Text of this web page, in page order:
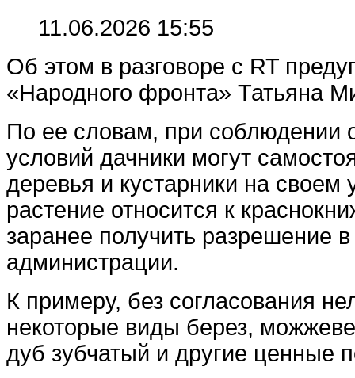
11.06.2026 15:55
Об этом в разговоре с RT
«Народного фронта» Татьяна
По ее словам, при соблюдении
условий дачники могут
деревья и кустарники на своем
растение относится к
заранее получить разрешение
администрации.
К примеру, без согласования
некоторые виды берез,
дуб зубчатый и другие ценные